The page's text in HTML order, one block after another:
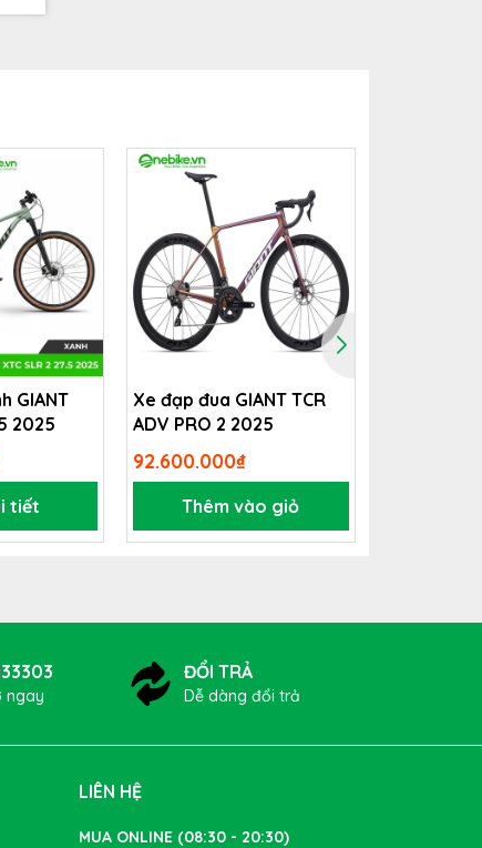
GIANT
2025
tiết
Xe đạp đua GIANT TCR
ADV PRO 2 2025
92.600.000₫
Thêm vào giỏ
ngay
ĐỔI TRẢ
Dễ dàng đổi trả
LIÊN HỆ
MUA ONLINE (08:30 - 20:30)